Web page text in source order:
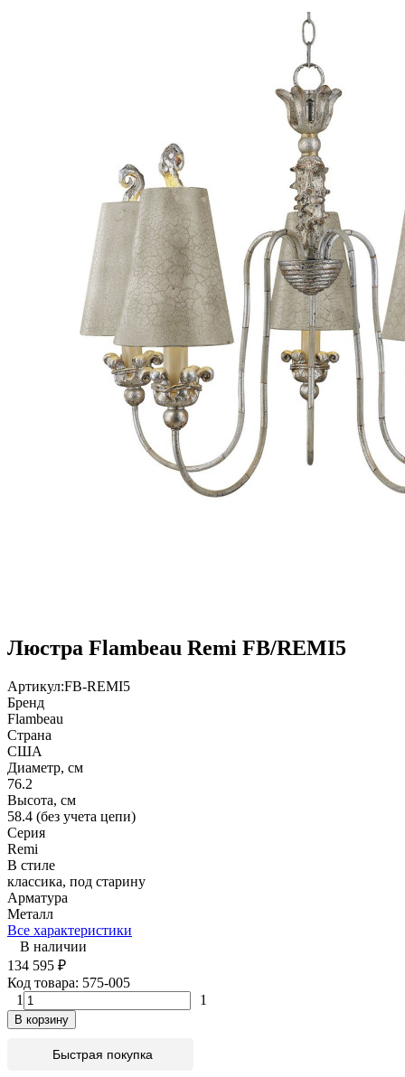
Люстра Flambeau Remi FB/REMI5
Артикул:FB-REMI5
Бренд
Flambeau
Страна
США
Диаметр, см
76.2
Высота, см
58.4 (без учета цепи)
Серия
Remi
В стиле
классика, под старину
Арматура
Металл
Все характеристики
В наличии
134 595 ₽
Код товара: 575-005
1
1
В корзину
Быстрая покупка